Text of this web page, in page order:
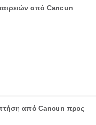
από Cancun
πτήση από Cancun προς